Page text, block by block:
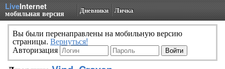
LiveInternet
мобильная версия Дневники Личка
Вы были перенаправлены на мобильную версию
страницы. Вернуться!
Авторизация